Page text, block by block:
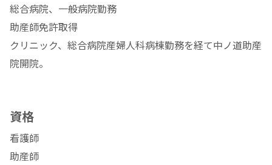
総合病院、一般病院勤務
助産師免許取得
クリニック、総合病院産婦人科病棟勤務を経て中ノ道助産
院開院。
資格
看護師
助産師